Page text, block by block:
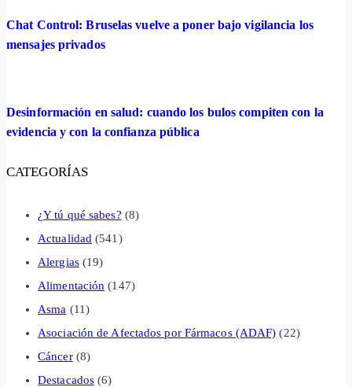
Chat Control: Bruselas vuelve a poner bajo vigilancia los
mensajes privados
Desinformación en salud: cuando los bulos compiten con la
evidencia y con la confianza pública
CATEGORÍAS
¿Y tú qué sabes? (8)
Actualidad (541)
Alergias(19)
Alimentación (147)
Asma (11)
Asociación de Afectados por Fármacos (ADAF) (22)
Cáncer(8)
Destacados (6)